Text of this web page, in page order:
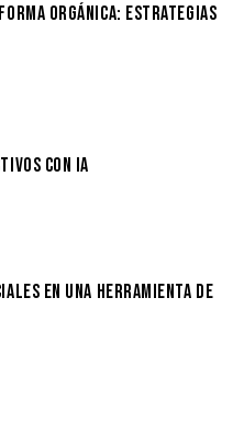
ORGÁNICA: ESTRATEGIAS
CON IA
EN UNA HERRAMIENTA DE